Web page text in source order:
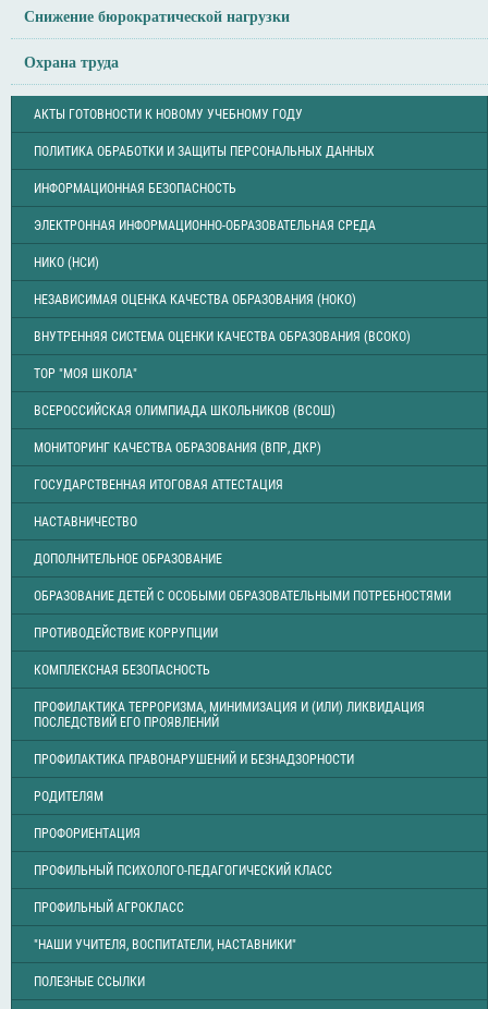
Снижение бюрократической нагрузки
Охрана труда
АКТЫ ГОТОВНОСТИ К НОВОМУ УЧЕБНОМУ ГОДУ
ПОЛИТИКА ОБРАБОТКИ И ЗАЩИТЫ ПЕРСОНАЛЬНЫХ ДАННЫХ
ИНФОРМАЦИОННАЯ БЕЗОПАСНОСТЬ
ЭЛЕКТРОННАЯ ИНФОРМАЦИОННО-ОБРАЗОВАТЕЛЬНАЯ СРЕДА
НИКО (НСИ)
НЕЗАВИСИМАЯ ОЦЕНКА КАЧЕСТВА ОБРАЗОВАНИЯ (НОКО)
ВНУТРЕННЯЯ СИСТЕМА ОЦЕНКИ КАЧЕСТВА ОБРАЗОВАНИЯ (ВСОКО)
ТОР "МОЯ ШКОЛА"
ВСЕРОССИЙСКАЯ ОЛИМПИАДА ШКОЛЬНИКОВ (ВСОШ)
МОНИТОРИНГ КАЧЕСТВА ОБРАЗОВАНИЯ (ВПР, ДКР)
ГОСУДАРСТВЕННАЯ ИТОГОВАЯ АТТЕСТАЦИЯ
НАСТАВНИЧЕСТВО
ДОПОЛНИТЕЛЬНОЕ ОБРАЗОВАНИЕ
ОБРАЗОВАНИЕ ДЕТЕЙ С ОСОБЫМИ ОБРАЗОВАТЕЛЬНЫМИ ПОТРЕБНОСТЯМИ
ПРОТИВОДЕЙСТВИЕ КОРРУПЦИИ
КОМПЛЕКСНАЯ БЕЗОПАСНОСТЬ
ПРОФИЛАКТИКА ТЕРРОРИЗМА, МИНИМИЗАЦИЯ И (ИЛИ) ЛИКВИДАЦИЯ
ПОСЛЕДСТВИЙ ЕГО ПРОЯВЛЕНИЙ
ПРОФИЛАКТИКА ПРАВОНАРУШЕНИЙ И БЕЗНАДЗОРНОСТИ
РОДИТЕЛЯМ
ПРОФОРИЕНТАЦИЯ
ПРОФИЛЬНЫЙ ПСИХОЛОГО-ПЕДАГОГИЧЕСКИЙ КЛАСС
ПРОФИЛЬНЫЙ АГРОКЛАСС
"НАШИ УЧИТЕЛЯ, ВОСПИТАТЕЛИ, НАСТАВНИКИ"
ПОЛЕЗНЫЕ ССЫЛКИ